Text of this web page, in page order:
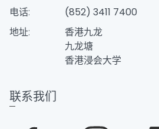
电话:
(852) 3411 7400
地址:
香港九龙
九龙塘
香港浸会大学
联系我们